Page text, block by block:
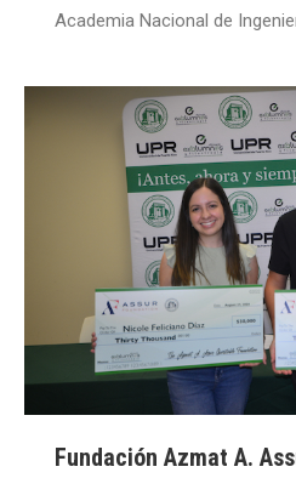
Academia Nacional de
Fundación Azmat A.